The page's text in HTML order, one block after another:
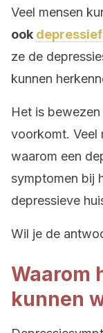
Veel mensen
ook depressief
ze de
kunnen
Het is
voorkomt. Veel
waarom een
symptomen bij
depressieve
Wil je de
Waarom
kunnen